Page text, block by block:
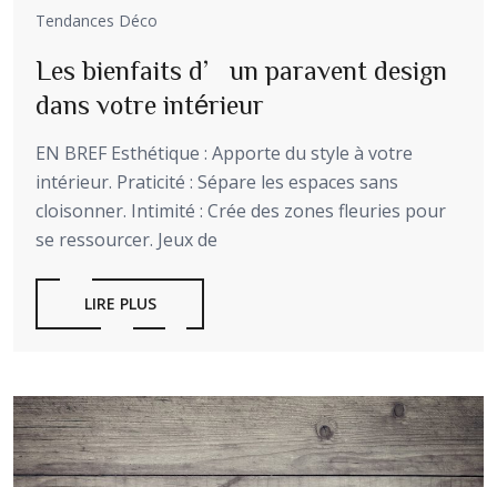
Tendances Déco
Les bienfaits d’un paravent design
dans votre intérieur
EN BREF Esthétique : Apporte du style à votre
intérieur. Praticité : Sépare les espaces sans
cloisonner. Intimité : Crée des zones fleuries pour
se ressourcer. Jeux de
LIRE PLUS